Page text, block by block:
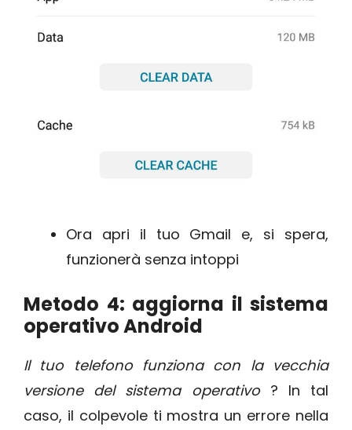
Ora apri il tuo Gmail e, si spera,
funzionerà senza intoppi
Metodo 4: aggiorna il sistema
operativo Android
Il tuo telefono funziona con la vecchia
versione del sistema operativo ? In tal
caso, il colpevole ti mostra un errore nella